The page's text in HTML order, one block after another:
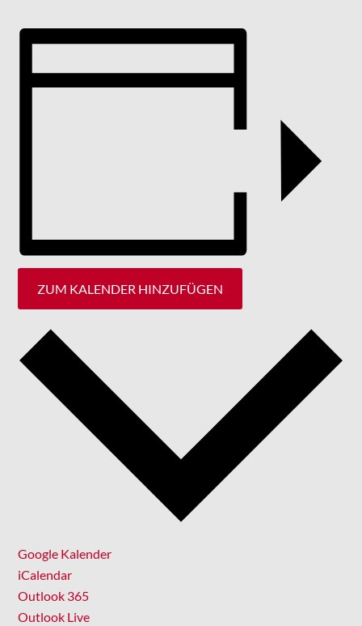
ZUM KALENDER HINZUFÜGEN
Google Kalender
iCalendar
Outlook 365
Outlook Live